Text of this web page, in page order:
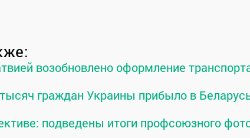
возобновлено оформление
граждан Украины прибыло в
подведены итоги профсоюзного